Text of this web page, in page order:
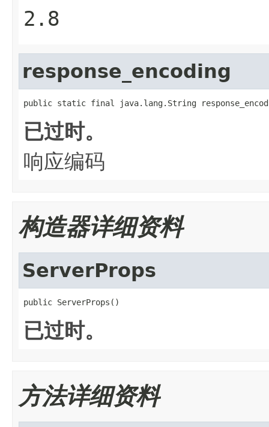
2.8
response_encoding
public static final java.lang.String
已过时。
响应编码
构造器详细资料
ServerProps
public ServerProps()
已过时。
方法详细资料